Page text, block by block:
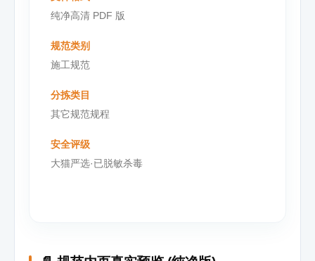
纯净高清 PDF 版
规范类别
施工规范
分拣类目
其它规范规程
安全评级
大猫严选·已脱敏杀毒